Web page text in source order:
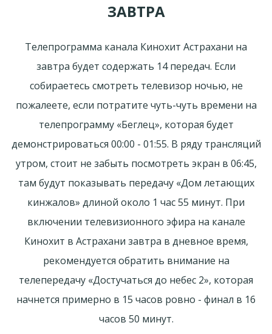
ЗАВТРА
Телепрограмма канала Кинохит Астрахани на
завтра будет содержать 14 передач. Если
собираетесь смотреть телевизор ночью, не
пожалеете, если потратите чуть-чуть времени на
телепрограмму «Беглец», которая будет
демонстрироваться 00:00 - 01:55. В ряду трансляций
утром, стоит не забыть посмотреть экран в 06:45,
там будут показывать передачу «Дом летающих
кинжалов» длиной около 1 час 55 минут. При
включении телевизионного эфира на канале
Кинохит в Астрахани завтра в дневное время,
рекомендуется обратить внимание на
телепередачу «Достучаться до небес 2», которая
начнется примерно в 15 часов ровно - финал в 16
часов 50 минут.